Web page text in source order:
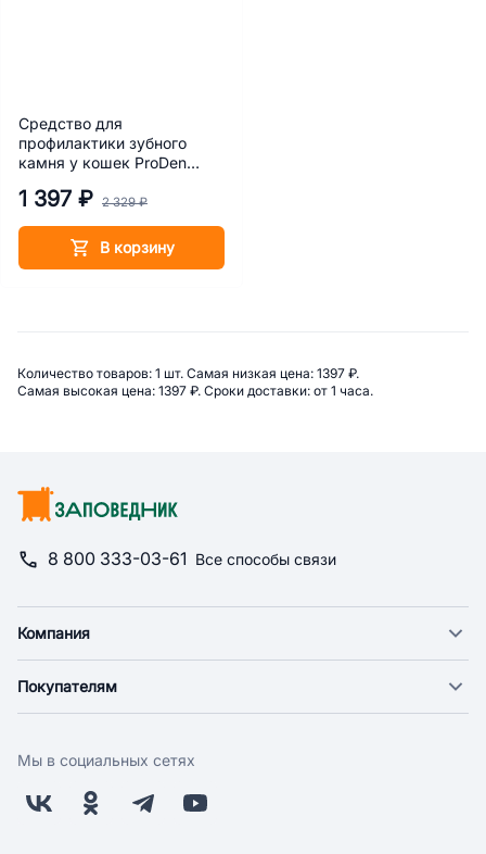
Средство для
профилактики зубного
камня у кошек ProDen
01.10.2026)
1 397 ₽ 2 329 ₽
В корзину
Сводная информация по
Количество товаров: 1 шт. Самая низкая цена: 1397 ₽.
Самая высокая цена: 1397 ₽. Сроки доставки: от 1 часа.
8 800 333-03-61 Все способы связи
Компания
Новости
Поставщикам
Заводчикам
Покупателям
Оплата
Бонусная программа
Мы в социальных сетях